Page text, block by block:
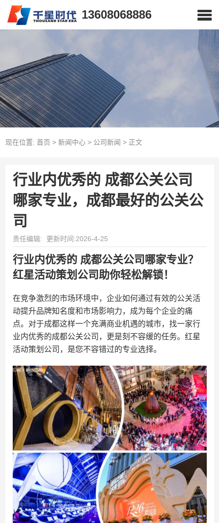
13608068886
现在位置: 首页 > 新闻中心> 公司新闻 > 正文
行业内优秀的 成都公关公司
哪家专业，成都最好的公关公
司
责任编辑: 更新时间:2026-4-25
行业内优秀的 成都公关公司哪家专业？
红星活动策划公司助你轻松解锁！
在竞争激烈的市场环境中，企业如何通过有效的公关活
动提升品牌知名度和市场影响力，成为每个企业的痛
点。对于成都这样一个充满商业机遇的城市，找一家行
业内优秀的成都公关公司，更是刻不容缓的任务。红星
活动策划公司，是您不容错过的专业选择。